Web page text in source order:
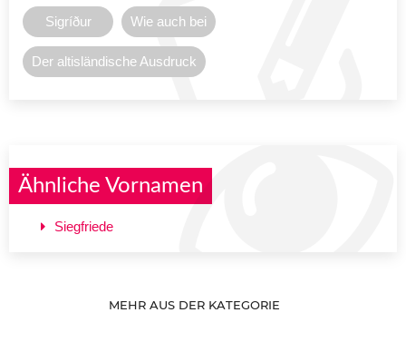
Sigríður Wie auch bei
Der altisländische Ausdruck
Ähnliche Vornamen
Siegfriede
MEHR AUS DER KATEGORIE